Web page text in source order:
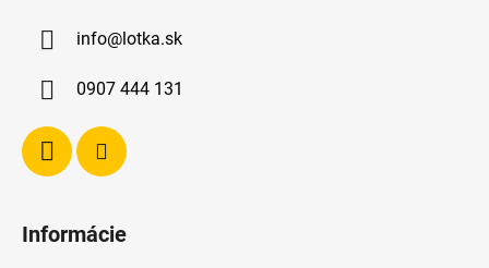
info@lotka.sk
0907 444 131
Informácie